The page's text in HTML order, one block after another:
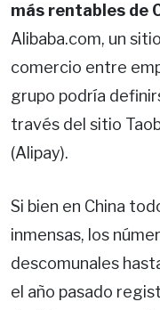
más rentables de
Alibaba.com, un
comercio entre
grupo podría
través del sitio
(Alipay).
Si bien en China
inmensas, los
descomunales
el año pasado